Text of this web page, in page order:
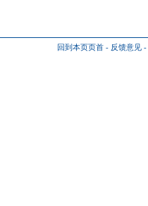
回到本页页首 - 反馈意见 -